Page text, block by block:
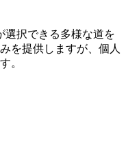
選択できる多様な道を
を提供しますが、個人
。